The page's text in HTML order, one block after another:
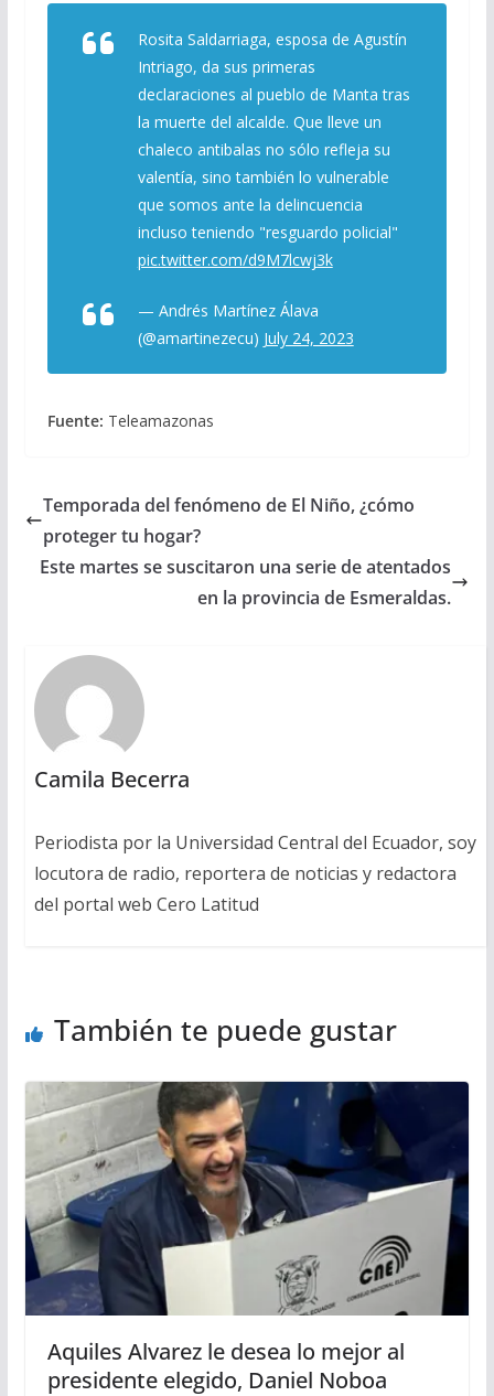
Rosita Saldarriaga, esposa de Agustín
Intriago, da sus primeras
declaraciones al pueblo de Manta tras
la muerte del alcalde. Que lleve un
chaleco antibalas no sólo refleja su
valentía, sino también lo vulnerable
que somos ante la delincuencia
incluso teniendo "resguardo policial"
pic.twitter.com/d9M7lcwj3k
— Andrés Martínez Álava
(@amartinezecu) July 24, 2023
Fuente: Teleamazonas
Temporada del fenómeno de El Niño, ¿cómo
proteger tu hogar?
Este martes se suscitaron una serie de atentados
en la provincia de Esmeraldas.
Camila Becerra
Periodista por la Universidad Central del Ecuador, soy
locutora de radio, reportera de noticias y redactora
del portal web Cero Latitud
También te puede gustar
Aquiles Alvarez le desea lo mejor al
presidente elegido, Daniel Noboa